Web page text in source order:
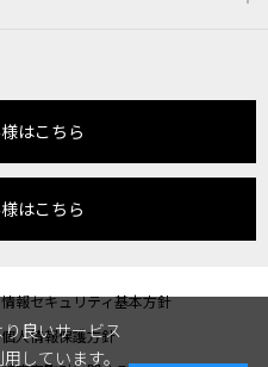
はこちら
はこちら
情報セキュリティ基本方針
個人情報保護方針
良いサービス
しています。